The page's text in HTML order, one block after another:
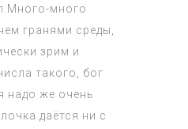
много
гранями среды,
зрим и
такого, бог
надо же очень
даётся ни с